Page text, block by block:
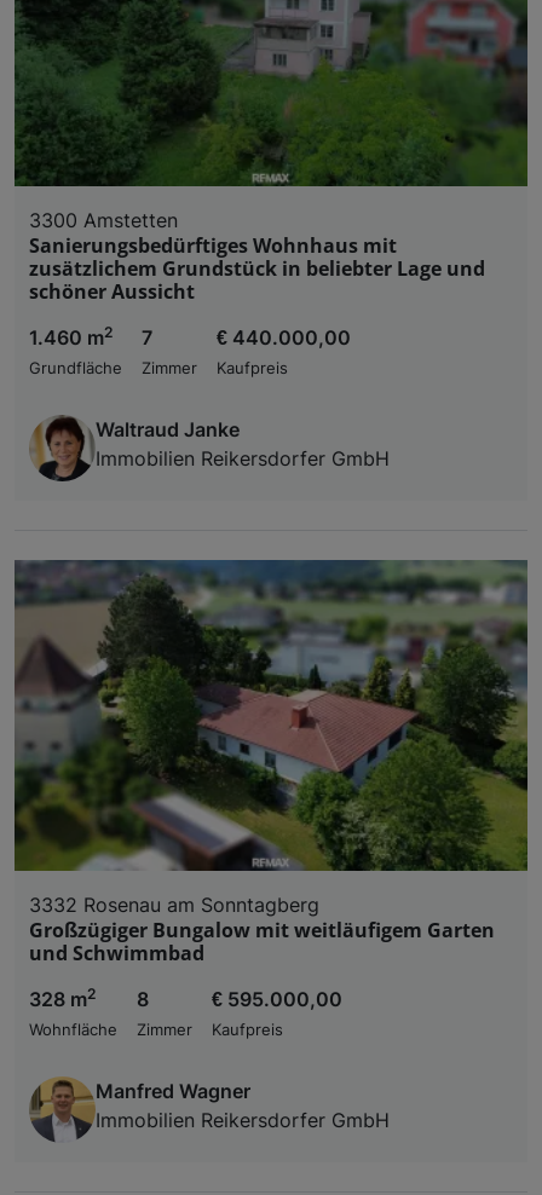
3300 Amstetten
Sanierungsbedürftiges Wohnhaus mit
zusätzlichem Grundstück in beliebter Lage und
schöner Aussicht
1.460 m2
Grundfläche
7
Zimmer
€ 440.000,00
Kaufpreis
Waltraud Janke
Immobilien Reikersdorfer GmbH
3332 Rosenau am Sonntagberg
Großzügiger Bungalow mit weitläufigem Garten
und Schwimmbad
328 m2
Wohnfläche
8
Zimmer
€ 595.000,00
Kaufpreis
Manfred Wagner
Immobilien Reikersdorfer GmbH